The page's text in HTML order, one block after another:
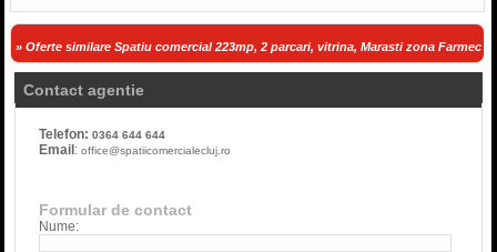
» Oferte similare Spatiu comercial 223mp, 2 parcari, vitrina, Marasti zona Farmec
Contact agentie
Telefon:0364 644 644
Email :office@spatiicomercialecluj.ro
Formular de contact
Nume: